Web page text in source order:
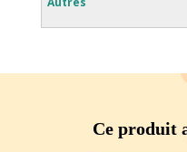
Ce produit